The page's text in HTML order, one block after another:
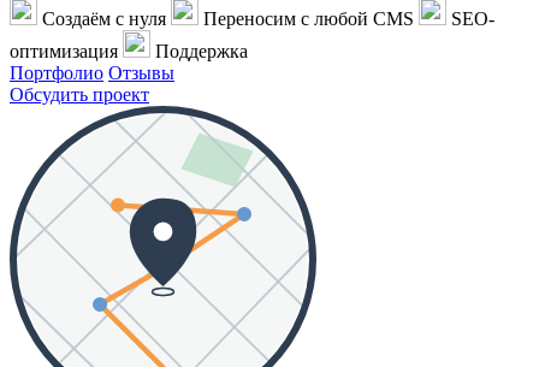
Создаём с нуля
Переносим с любой CMS
SEO-
оптимизация
Поддержка
Портфолио Отзывы
Обсудить проект